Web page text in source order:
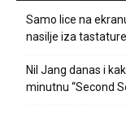
Samo lice na
nasilje iza tastature
Nil Jang danas i
minutnu “Second